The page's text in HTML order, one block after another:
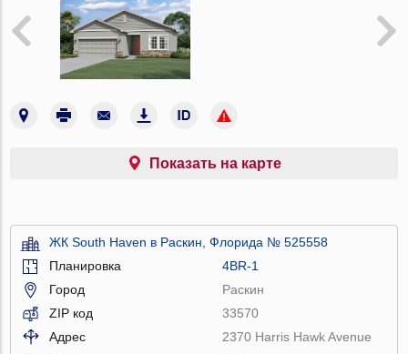
Показать на карте
ЖК South Haven в Раскин, Флорида № 525558
Планировка
4BR-1
Город
Раскин
ZIP код
33570
Адрес
2370 Harris Hawk Avenue